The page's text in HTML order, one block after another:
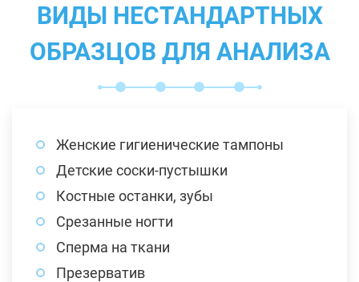
ВИДЫ НЕСТАНДАРТНЫХ
ОБРАЗЦОВ ДЛЯ АНАЛИЗА
Женские гигиенические тампоны
Детские соски-пустышки
Костные останки, зубы
Срезанные ногти
Сперма на ткани
Презерватив